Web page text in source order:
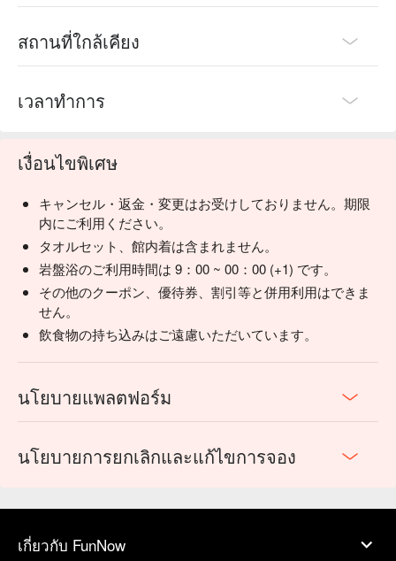
สถานที่ใกล้เคียง
เวลาทำการ
เงื่อนไขพิเศษ
キャンセル・返金・変更はお受けしておりません。期限
内にご利用ください。
タオルセット、館内着は含まれません。
岩盤浴のご利用時間は 9：00 ~ 00：00 (+1) です。
その他のクーポン、優待券、割引等と併用利用はできま
せん。
飲食物の持ち込みはご遠慮いただいています。
นโยบายแพลตฟอร์ม
นโยบายการยกเลิกและแก้ไขการจอง
เกี่ยวกับ FunNow